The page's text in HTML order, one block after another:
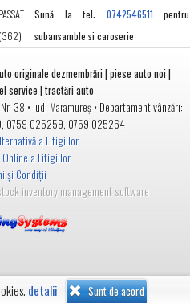
PASSAT
(362)
Sună la tel: 0742546511 pentru
subansamble si caroserie
originale dezmembrări | piese auto noi |
service | tractări auto
Nr. 38 • jud. Maramureș • Departament vânzări:
, 0759 025259, 0759 025264
a Litigiilor
a Litigiilor
și Condiții
inventory management software
detalii Sunt de acord